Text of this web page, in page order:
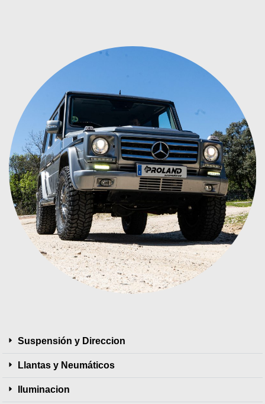
Suspensión y Direccion
Llantas y Neumáticos
Iluminacion